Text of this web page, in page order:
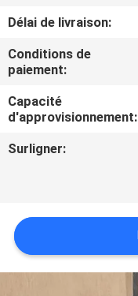
CONTACTEZ-
NOUS
NOUVELLES
DEMANDEZ
PLAN
DU
Délai de livraison:
Conditions de
paiement:
Capacité
d'approvisionnement:
Surligner: